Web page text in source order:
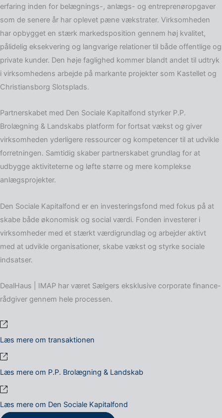
erfaring inden for belægnings-, anlægs- og entreprenøropgaver
som de senere år har oplevet pæne vækstrater. Virksomheden
har opbygget en stærk markedsposition gennem høj kvalitet,
pålidelig eksekvering og langvarige relationer til både offentlige og
private kunder. Den høje faglighed kommer blandt andet til udtryk
i virksomhedens arbejde på markante projekter som Kastellet og
Christiansborg Slotsplads.
Partnerskabet med Den Sociale Kapitalfond styrker P.P.
Brolægning & Landskabs platform for fortsat vækst og giver
virksomheden yderligere ressourcer og kompetencer til at udvikle
forretningen. Samtidig skaber partnerskabet grundlag for at
udbygge aktiviteterne og løfte større og mere komplekse
anlægsprojekter.
Den Sociale Kapitalfond er en investeringsfond med fokus på at
skabe både økonomisk og social værdi. Fonden investerer i
virksomheder med et stærkt værdigrundlag og arbejder aktivt
med at udvikle organisationer, skabe vækst og styrke sociale
indsatser.
DealHaus | IMAP har været Sælgers eksklusive corporate finance-
rådgiver gennem hele processen.
Læs mere om transaktionen
Læs mere om P.P. Brolægning & Landskab
Læs mere om Den Sociale Kapitalfond